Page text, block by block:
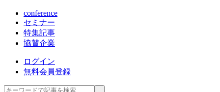
conference
セミナー
特集記事
協賛企業
ログイン
無料会員登録